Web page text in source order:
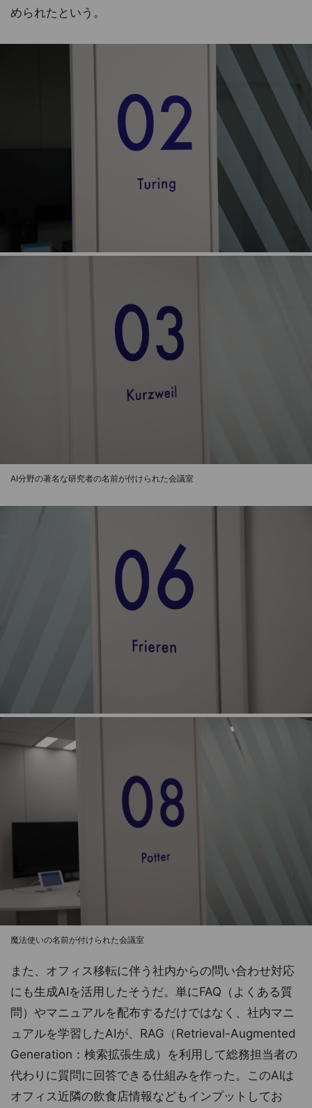
められたという。
AI分野の著名な研究者の名前が付けられた会議室
魔法使いの名前が付けられた会議室
また、オフィス移転に伴う社内からの問い合わせ対応
にも生成AIを活用したそうだ。単にFAQ（よくある質
問）やマニュアルを配布するだけではなく、社内マニ
ュアルを学習したAIが、RAG（Retrieval-Augmented
Generation：検索拡張生成）を利用して総務担当者の
代わりに質問に回答できる仕組みを作った。このAIは
オフィス近隣の飲食店情報などもインプットしてお